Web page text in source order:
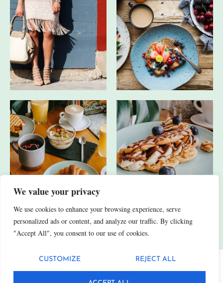
We value your privacy
We use cookies to enhance your browsing experience, serve
personalized ads or content, and analyze our traffic. By clicking
"Accept All", you consent to our use of cookies.
CUSTOMIZE REJECT ALL
JA, ICH HABE AUCH ANDERE SOCIAL-MEDIA-KANÄLE.